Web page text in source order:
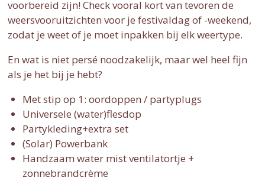
voorbereid zijn! Check vooral kort van tevoren de
weersvooruitzichten voor je festivaldag of -weekend,
zodat je weet of je moet inpakken bij elk weertype.
En wat is niet persé noodzakelijk, maar wel heel fijn
als je het bij je hebt?
Met stip op 1: oordoppen / partyplugs
Universele (water)flesdop
Partykleding+extra set
(Solar) Powerbank
Handzaam water mist ventilatortje +
zonnebrandcrème